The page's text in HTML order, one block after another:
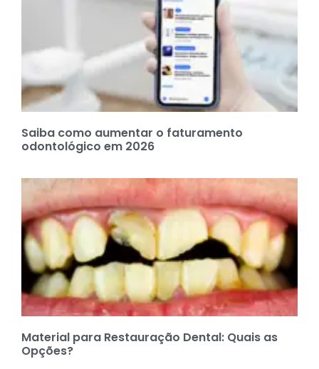
Saiba como aumentar o faturamento
odontológico em 2026
Material para Restauração Dental: Quais as
Opções?